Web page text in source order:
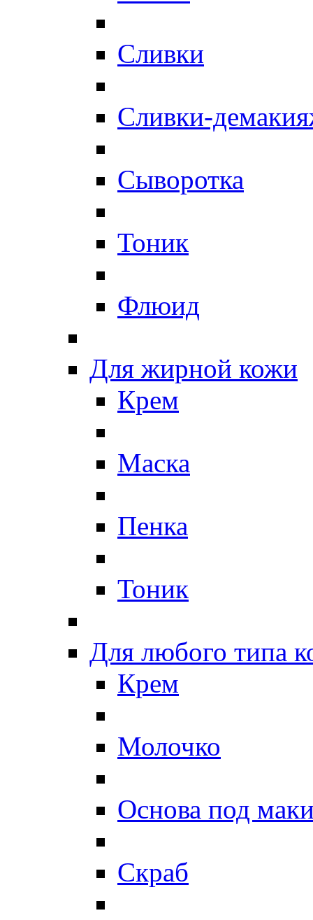
Сливки
Сливки-
Сыворотка
Тоник
Флюид
Для жирной кожи
Крем
Маска
Пенка
Тоник
Для любого типа
Крем
Молочко
Основа под
Скраб